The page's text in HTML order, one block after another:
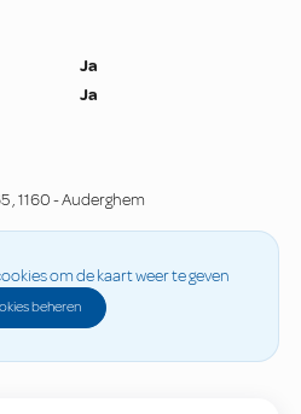
Ja
Ja
,1160-Auderghem
om de kaart weer te geven
beheren